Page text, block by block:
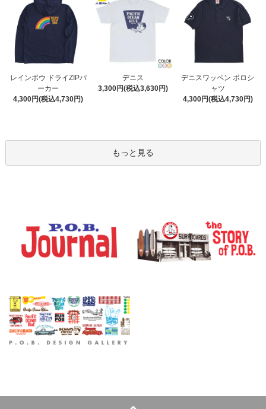
レインボウ ドライZIPパ
ーカー
4,300円(税込4,730円)
デニス
3,300円(税込3,630円)
デニスワッペン ポロシ
ャツ
4,300円(税込4,730円)
もっと見る